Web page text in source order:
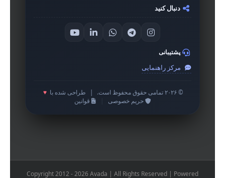
دنبال کنید
پشتیبانی
مرکز راهنمایی
© ۲۰۲۶ تمامی حقوق محفوظ است. طراحی شده با ♥
حریم خصوصی
قوانین
Copyright 2012 - 2026 Avada | All Rights Reserved | Powered